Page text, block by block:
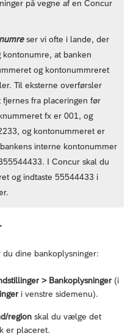
på vegne af en Concur
ser vi ofte i lande, der
kontonumre, at banken
og kontonummreret
Til eksterne overførsler
fra placeringen før
fx er 001, og
og kontonummeret er
interne kontonummer
I Concur skal du
og indtaste 55544433 i
dine bankoplysninger:
> Bankoplysninger (i
i venstre sidemenu).
region skal du vælge det
er placeret.